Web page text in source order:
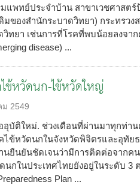
แพทย์ประจำบ้าน สาขาเวชศาสต
มของสำนักระบาดวิทยา) กระทรวง
ทยา เช่นการที่โรคที่พบน้อยลงจา
disease) ...
ข้หวัดนก-ไข้หวัดใหญ่
ม 2549
อุบัติใหม่. ช่วงเดือนที่ผ่านมาทุกท่า
ไข้หวัดนกในจังหวัดพิจิตรและอุทัย
นยืนยันชัดเจนว่ามีการติดต่อจากค
กในประเทศไทยยังอยู่ในระดับ 3
Plan ...